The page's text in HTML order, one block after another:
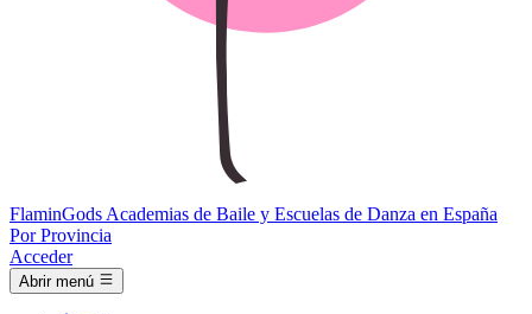
FlaminGods Academias de Baile y Escuelas de Danza en España
Por Provincia
Acceder
Abrir menú